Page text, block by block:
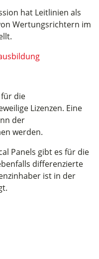
hat Leitlinien als
Wertungsrichtern im
die
Lizenzen. Eine
der
werden.
Panels gibt es für die
differenzierte
ist in der